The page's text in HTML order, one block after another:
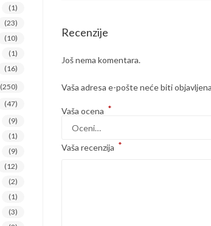
Recenzije
Još nema komentara.
Vaša adresa e-pošte neće biti
Vaša ocena *
Vaša recenzija *
(1)
(23)
(10)
(1)
(16)
(250)
(47)
(9)
(1)
(9)
(12)
(2)
(1)
(3)